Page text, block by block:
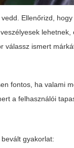
Ellenőrizd,
válassz ismert
fontos, ha valami
a felhasználói
gyakorlat: